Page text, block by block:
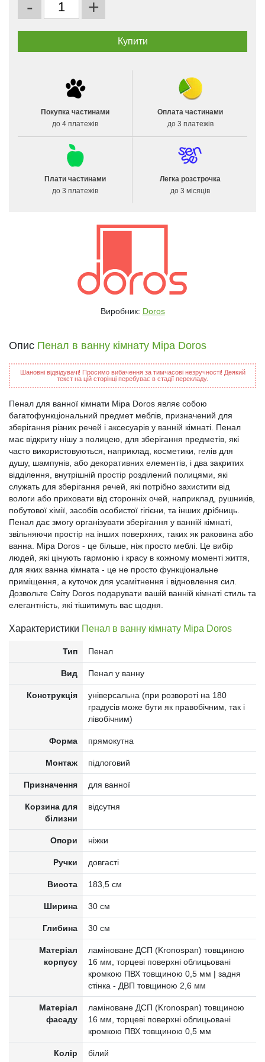
- +
Покупка частинами
до 4 платежів
Оплата частинами
до 3 платежів
Плати частинами
до 3 платежів
Легка розстрочка
до 3 місяців
Виробник: Doros
Опис Пенал в ванну кімнату Міра Doros
Шановні відвідувачі! Просимо вибачення за тимчасові незручності! Деякий
текст на цій сторінці перебуває в стадії перекладу.
Пенал для ванної кімнати Міра Doros являє собою
багатофункціональний предмет меблів, призначений для
зберігання різних речей і аксесуарів у ванній кімнаті. Пенал
має відкриту нішу з полицею, для зберігання предметів, які
часто використовуються, наприклад, косметики, гелів для
душу, шампунів, або декоративних елементів, і два закритих
відділення, внутрішній простір розділений полицями, які
служать для зберігання речей, які потрібно захистити від
вологи або приховати від сторонніх очей, наприклад, рушників,
побутової хімії, засобів особистої гігієни, та інших дрібниць.
Пенал дає змогу організувати зберігання у ванній кімнаті,
звільняючи простір на інших поверхнях, таких як раковина або
ванна. Міра Doros - це більше, ніж просто меблі. Це вибір
людей, які цінують гармонію і красу в кожному моменті життя,
для яких ванна кімната - це не просто функціональне
приміщення, а куточок для усамітнення і відновлення сил.
Дозвольте Світу Doros подарувати вашій ванній кімнаті стиль та
елегантність, які тішитимуть вас щодня.
Характеристики Пенал в ванну кімнату Міра Doros
Тип Пенал
Вид Пенал у ванну
Конструкція
універсальна (при розвороті на 180
градусів може бути як правобічним, так і
лівобічним)
Форма прямокутна
Монтаж підлоговий
Призначення для ванної
Корзина для
білизни
відсутня
Опори ніжки
Ручки довгасті
Висота 183,5 см
Ширина 30 см
Глибина 30 см
Матеріал
корпусу
ламіноване ДСП (Kronospan) товщиною
16 мм, торцеві поверхні облицьовані
кромкою ПВХ товщиною 0,5 мм | задня
стінка - ДВП товщиною 2,6 мм
Матеріал
фасаду
ламіноване ДСП (Kronospan) товщиною
16 мм, торцеві поверхні облицьовані
кромкою ПВХ товщиною 0,5 мм
Колір білий